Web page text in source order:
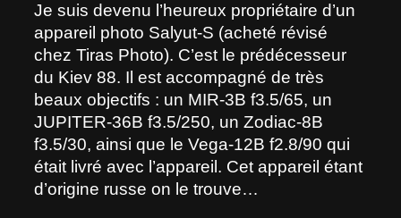
Je suis devenu l’heureux propriétaire d’un
appareil photo Salyut-S (acheté révisé
chez Tiras Photo). C’est le prédécesseur
du Kiev 88. Il est accompagné de très
beaux objectifs : un MIR-3B f3.5/65, un
JUPITER-36B f3.5/250, un Zodiac-8B
f3.5/30, ainsi que le Vega-12B f2.8/90 qui
était livré avec l’appareil. Cet appareil étant
d’origine russe on le trouve…